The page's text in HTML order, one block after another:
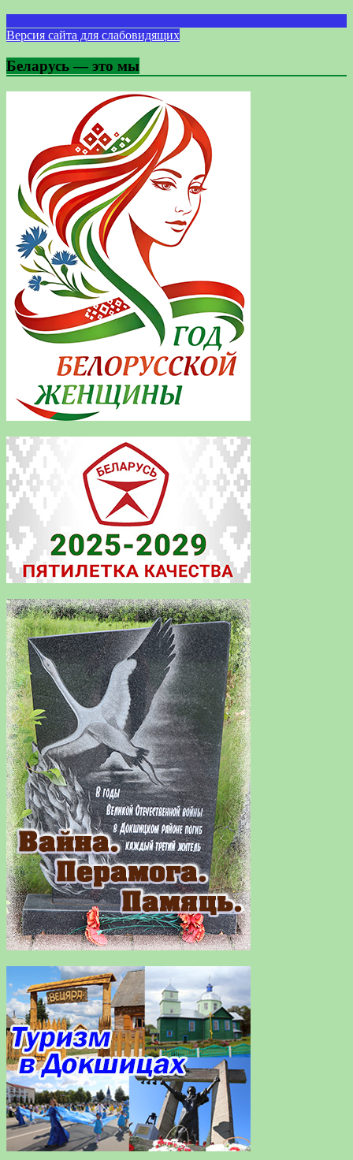
Версия сайта для слабовидящих
Беларусь — это мы